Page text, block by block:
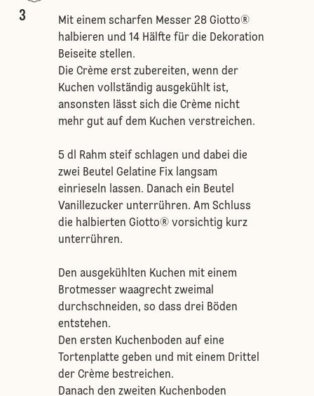
3
Mit einem scharfen Messer 28 Giotto®
halbieren und 14 Hälfte für die Dekoration
Beiseite stellen.
Die Crème erst zubereiten, wenn der
Kuchen vollständig ausgekühlt ist,
ansonsten lässt sich die Crème nicht
mehr gut auf dem Kuchen verstreichen.
5 dl Rahm steif schlagen und dabei die
zwei Beutel Gelatine Fix langsam
einrieseln lassen. Danach ein Beutel
Vanillezucker unterrühren. Am Schluss
die halbierten Giotto® vorsichtig kurz
unterrühren.
Den ausgekühlten Kuchen mit einem
Brotmesser waagrecht zweimal
durchschneiden, so dass drei Böden
entstehen.
Den ersten Kuchenboden auf eine
Tortenplatte geben und mit einem Drittel
der Crème bestreichen.
Danach den zweiten Kuchenboden